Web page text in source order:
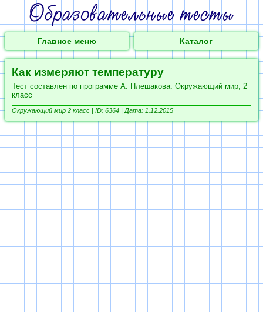
Главное меню Каталог
Как измеряют температуру
Тест составлен по программе А. Плешакова. Окружающий мир, 2
класс
Окружающий мир 2 класс | ID: 6364 | Дата: 1.12.2015